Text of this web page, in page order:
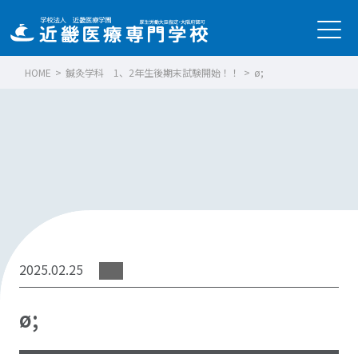
HOME > 鍼灸学科 1、2年生後期末試験開始！！ > ø;
2025.02.25
ø;